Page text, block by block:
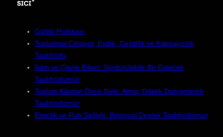
Gizlilik Politikası
Toplumsal Cinsiyet, Eşitlik, Çeşitlilik ve Kapsayıcılık
Taahhüdü
İklim ve Çevre Bilinci: Sürdürülebilir Bir Gelecek
Taahhüdümüz
Toplum Kârdan Önce Gelir: Amaç Odaklı Danışmanlık
Taahhüdümüz
Esenlik ve Ruh Sağlığı: Bütüncül Destek Taahhüdümüz